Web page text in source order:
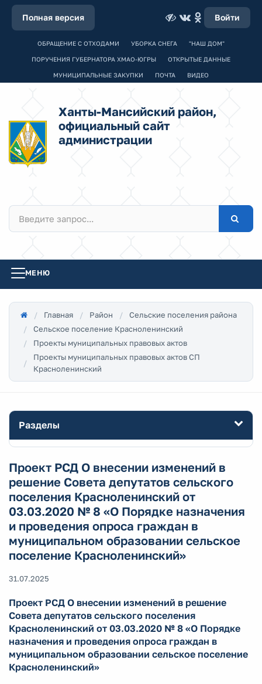
Полная версия Войти
ОБРАЩЕНИЕ С ОТХОДАМИ УБОРКА СНЕГА "НАШ ДОМ"
ПОРУЧЕНИЯ ГУБЕРНАТОРА ХМАО-ЮГРЫ ОТКРЫТЫЕ ДАННЫЕ
МУНИЦИПАЛЬНЫЕ ЗАКУПКИ ПОЧТА ВИДЕО
Ханты-Мансийский район,
официальный сайт
администрации
МЕНЮ
Главная Район
Сельские поселения района
Сельское поселение Красноленинский
Проекты муниципальных правовых актов
Проекты муниципальных правовых актов СП
Красноленинский
Разделы
Проект РСД О внесении изменений в
решение Совета депутатов сельского
поселения Красноленинский от
03.03.2020 № 8 «О Порядке назначения
и проведения опроса граждан в
муниципальном образовании сельское
поселение Красноленинский»
31.07.2025
Проект РСД О внесении изменений в решение
Совета депутатов сельского поселения
Красноленинский от 03.03.2020 № 8 «О Порядке
назначения и проведения опроса граждан в
муниципальном образовании сельское поселение
Красноленинский»